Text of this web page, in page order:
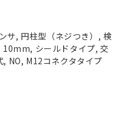
サ, 円柱型（ネジつき）, 検
10mm, シールドタイプ, 交
, NO, M12コネクタタイプ